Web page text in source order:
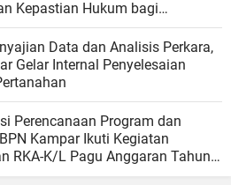
Kepastian Hukum bagi
Data dan Analisis Perkara,
Gelar Internal Penyelesaian
Perencanaan Program dan
Kampar Ikuti Kegiatan
RKA-K/L Pagu Anggaran Tahun